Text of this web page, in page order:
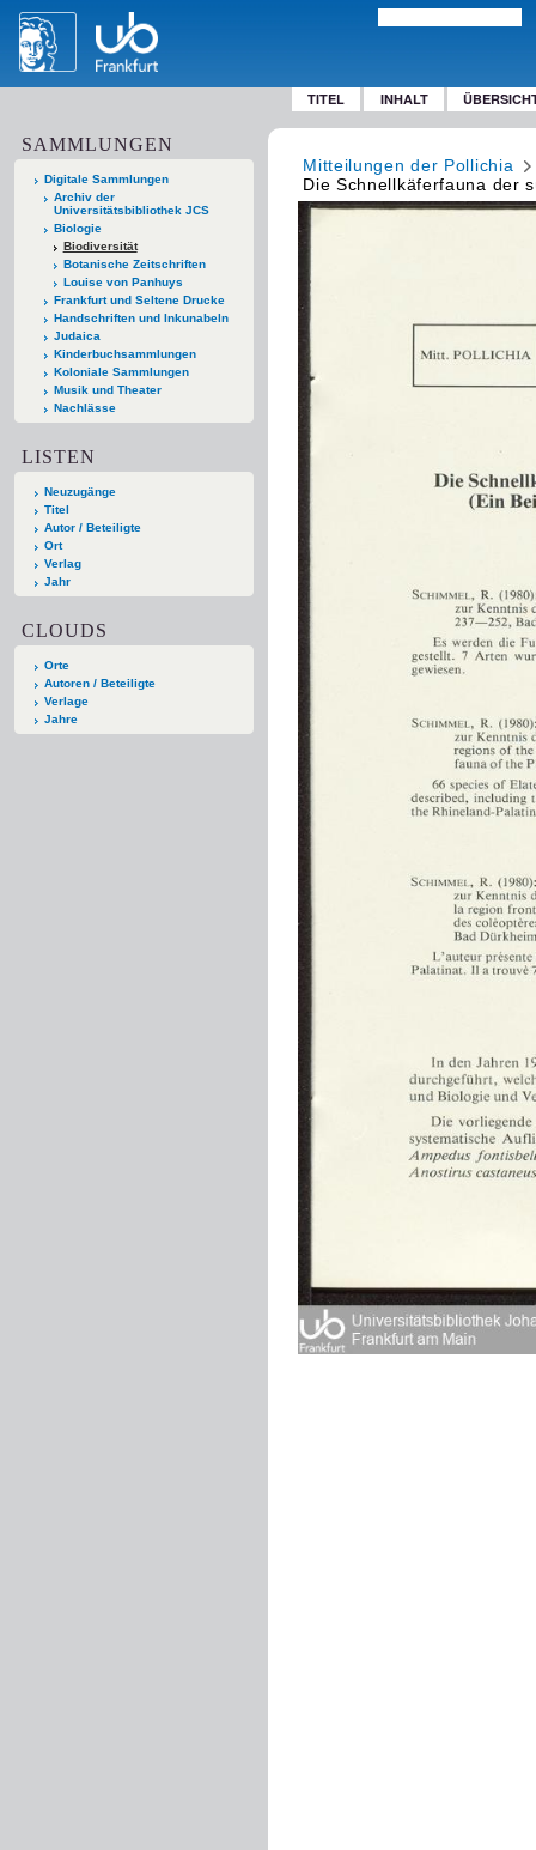
TITEL INHALT
SAMMLUNGEN
Digitale Sammlungen
Archiv der
Universitätsbibliothek JCS
Biologie
Biodiversität
Botanische Zeitschriften
Louise von Panhuys
Frankfurt und Seltene Drucke
Handschriften und Inkunabeln
Judaica
Kinderbuchsammlungen
Koloniale Sammlungen
Musik und Theater
Nachlässe
LISTEN
Neuzugänge
Titel
Autor / Beteiligte
Ort
Verlag
Jahr
CLOUDS
Orte
Autoren / Beteiligte
Verlage
Jahre
Mitteilungen der Pollichia
Die Schnellkäferfauna der